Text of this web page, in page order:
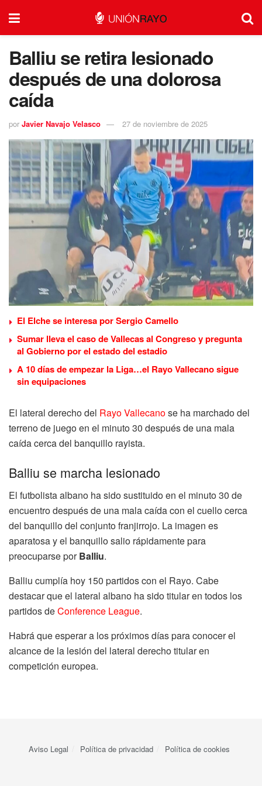
Balliu se retira lesionado
después de una dolorosa
caída
por Javier Navajo Velasco 27 de noviembre de 2025
El Elche se interesa por Sergio Camello
Sumar lleva el caso de Vallecas al Congreso y pregunta
al Gobierno por el estado del estadio
A 10 días de empezar la Liga…el Rayo Vallecano sigue
sin equipaciones
El lateral derecho del Rayo Vallecanose ha marchado del
terreno de juego en el minuto 30 después de una mala
caída cerca del banquillo rayista.
Balliu se marcha lesionado
El futbolista albano ha sido sustituido en el minuto 30 de
encuentro después de una mala caída con el cuello cerca
del banquillo del conjunto franjirrojo. La imagen es
aparatosa y el banquillo salio rápidamente para
preocuparse porBalliu.
Balliu cumplía hoy 150 partidos con el Rayo. Cabe
destacar que el lateral albano ha sido titular en todos los
partidos deConference League.
Habrá que esperar a los próximos días para conocer el
alcance de la lesión del lateral derecho titular en
competición europea.
Aviso Legal Política de privacidad Política de cookies